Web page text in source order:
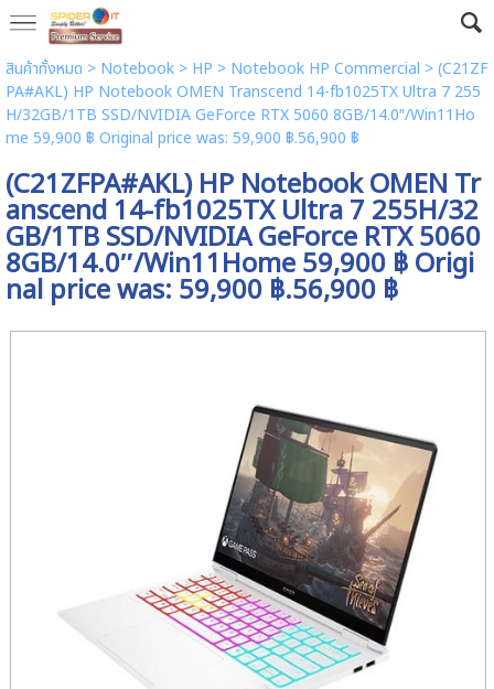
สินค้าทั้งหมด > Notebook> HP > Notebook HP Commercial > (C21ZF
PA#AKL) HP Notebook OMEN Transcend 14-fb1025TX Ultra 7 255
H/32GB/1TB SSD/NVIDIA GeForce RTX 5060 8GB/14.0″/Win11Ho
me 59,900 ฿ Original price was: 59,900 ฿.56,900 ฿
(C21ZFPA#AKL) HP Notebook OMEN Tr
anscend 14-fb1025TX Ultra 7 255H/32
GB/1TB SSD/NVIDIA GeForce RTX 5060
8GB/14.0″/Win11Home 59,900 ฿ Origi
nal price was: 59,900 ฿.56,900 ฿